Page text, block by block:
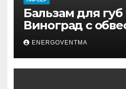
Бальзам для губ
Виноград с
ENERGOVENTMA